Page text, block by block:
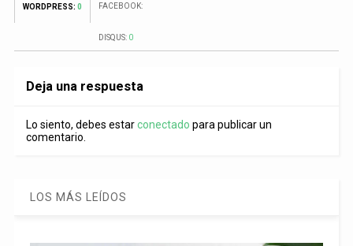
WORDPRESS: 0 FACEBOOK:
DISQUS: 0
Deja una respuesta
Lo siento, debes estarconectado para publicar un
comentario.
LOS MÁS LEÍDOS